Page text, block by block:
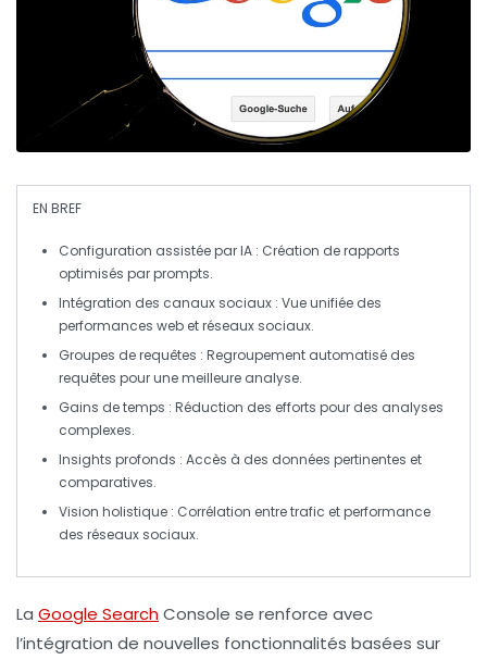
EN BREF
Configuration assistée par IA : Création de rapports
optimisés parprompts.
Intégration des canaux sociaux : Vue unifiée des
performances web et réseaux sociaux.
Groupes de requêtes : Regroupement automatisé des
requêtes pour une meilleure analyse.
Gains de temps : Réduction des efforts pour des analyses
complexes.
Insights profonds : Accès à des données pertinentes et
comparatives.
Vision holistique : Corrélation entre trafic et performance
des réseaux sociaux.
La Google SearchConsole se renforce avec
l’intégration de nouvelles fonctionnalités basées sur